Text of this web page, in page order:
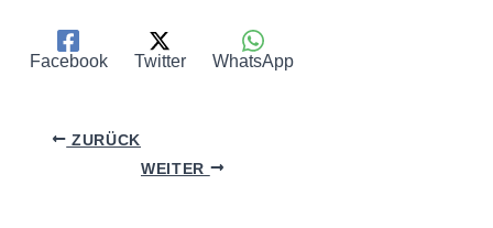
Facebook Twitter WhatsApp
ZURÜCK
WEITER